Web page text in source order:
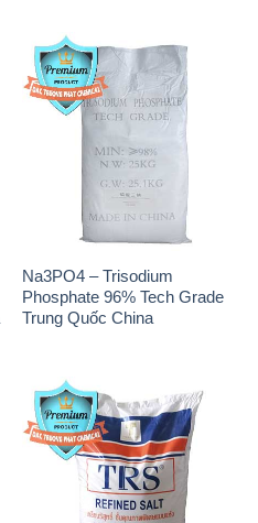
Phosphate 96% Tech Grade
Trung Quốc China
Muối NaCL – Sodium Chloride
TRS Thái Lan